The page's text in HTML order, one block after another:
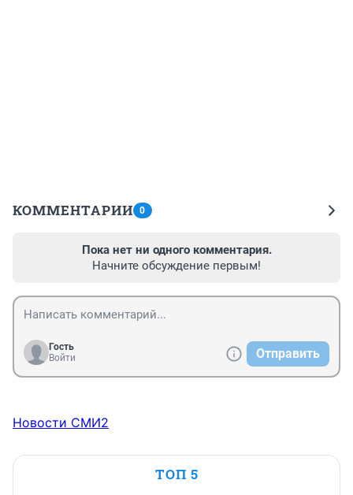
КОММЕНТАРИИ 0
Пока нет ни одного комментария.
Начните обсуждение первым!
Гость
Войти
Отправить
Новости СМИ2
ТОП 5